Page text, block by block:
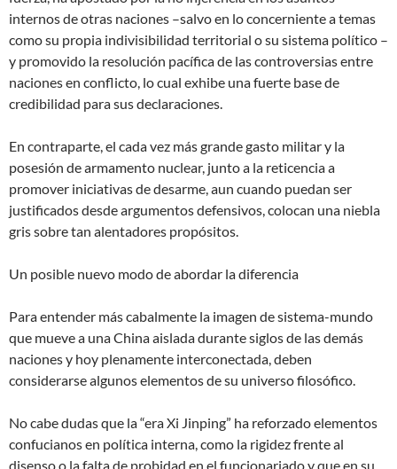
internos de otras naciones –salvo en lo concerniente a temas
como su propia indivisibilidad territorial o su sistema político –
y promovido la resolución pacífica de las controversias entre
naciones en conflicto, lo cual exhibe una fuerte base de
credibilidad para sus declaraciones.
En contraparte, el cada vez más grande gasto militar y la
posesión de armamento nuclear, junto a la reticencia a
promover iniciativas de desarme, aun cuando puedan ser
justificados desde argumentos defensivos, colocan una niebla
gris sobre tan alentadores propósitos.
Un posible nuevo modo de abordar la diferencia
Para entender más cabalmente la imagen de sistema-mundo
que mueve a una China aislada durante siglos de las demás
naciones y hoy plenamente interconectada, deben
considerarse algunos elementos de su universo filosófico.
No cabe dudas que la “era Xi Jinping” ha reforzado elementos
confucianos en política interna, como la rigidez frente al
disenso o la falta de probidad en el funcionariado y que en su